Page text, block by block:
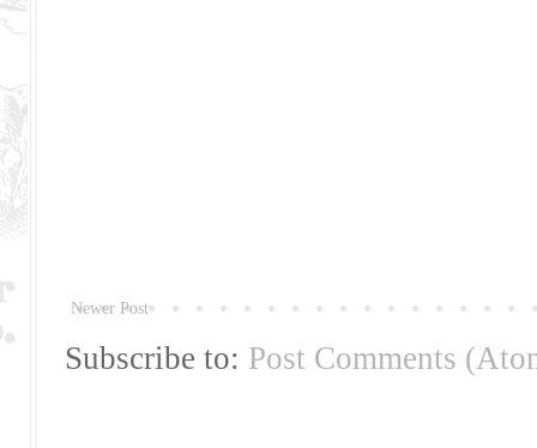
Newer Post
Subscribe to: Post Comments